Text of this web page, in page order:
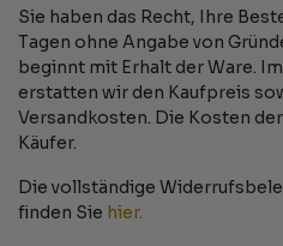
Sie haben das Recht, Ihre
Tagen ohne Angabe von
beginnt mit Erhalt der Ware.
erstatten wir den Kaufpreis
Versandkosten. Die Kosten
Käufer.
Die vollständige
finden Sie hier.